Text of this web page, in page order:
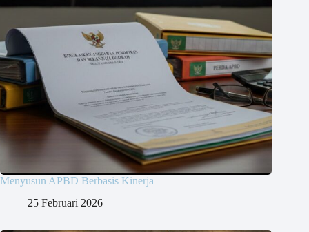
Menyusun APBD Berbasis Kinerja
25 Februari 2026